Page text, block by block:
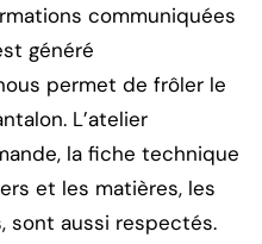
communiquées
généré
permet de frôler le
L’atelier
la fiche technique
et les matières, les
sont aussi respectés.